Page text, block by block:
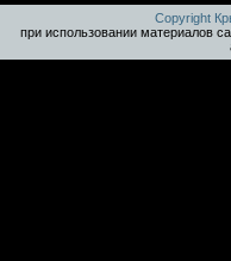
Copyright
при использовании материалов